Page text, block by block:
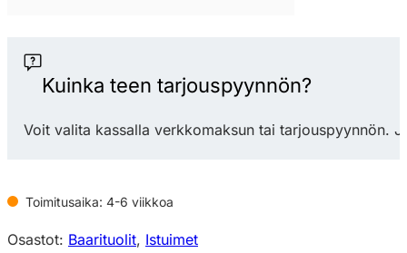
korkea
baarituoli
Kuinka teen tarjouspyynnön?
Voit valita kassalla verkkomaksun tai tarjouspyynnön.
Toimitusaika: 4-6 viikkoa
Osastot: Baarituolit, Istuimet